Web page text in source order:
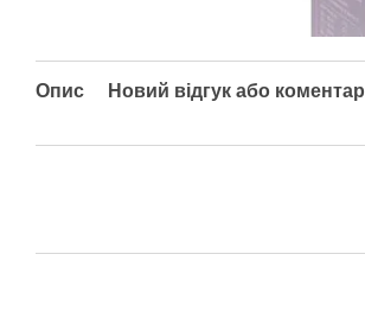
Опис Новий відгук або коментар